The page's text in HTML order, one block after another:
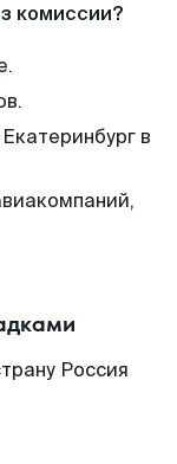
комиссии?
в
Россия